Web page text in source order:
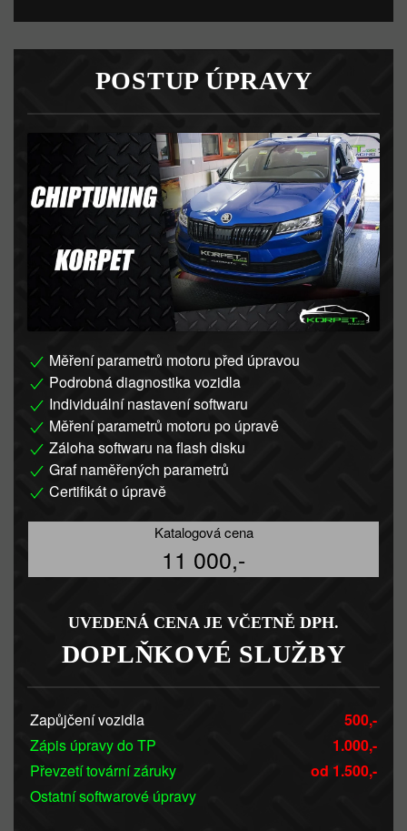
POSTUP ÚPRAVY
Měření parametrů motoru před úpravou
Podrobná diagnostika vozidla
Individuální nastavení softwaru
Měření parametrů motoru po úpravě
Záloha softwaru na flash disku
Graf naměřených parametrů
Certifikát o úpravě
Katalogová cena
11 000,-
UVEDENÁ CENA JE VČETNĚ DPH.
DOPLŇKOVÉ SLUŽBY
Zapůjčení vozidla
500,-
Zápis úpravy do TP
1.000,-
Převzetí tovární záruky
od 1.500,-
Ostatní softwarové úpravy